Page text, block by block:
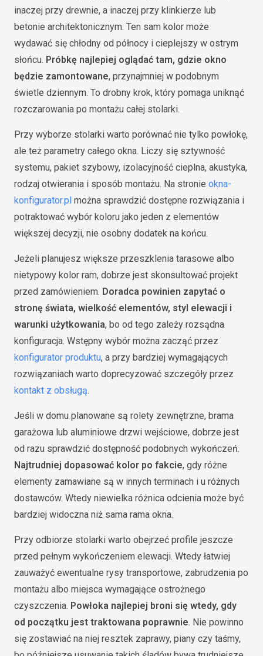
inaczej przy drewnie, a inaczej przy klinkierze lub
betonie architektonicznym. Ten sam kolor może
wydawać się chłodny od północy i cieplejszy w ostrym
słońcu. Próbkę najlepiej oglądać tam, gdzie okno
będzie zamontowane, przynajmniej w podobnym
świetle dziennym. To drobny krok, który pomaga uniknąć
rozczarowania po montażu całej stolarki.
Przy wyborze stolarki warto porównać nie tylko powłokę,
ale też parametry całego okna. Liczy się sztywność
systemu, pakiet szybowy, izolacyjność cieplna, akustyka,
rodzaj otwierania i sposób montażu. Na stronie okna-
konfigurator.pl można sprawdzić dostępne rozwiązania i
potraktować wybór koloru jako jeden z elementów
większej decyzji, nie osobny dodatek na końcu.
Jeżeli planujesz większe przeszklenia tarasowe albo
nietypowy kolor ram, dobrze jest skonsultować projekt
przed zamówieniem. Doradca powinien zapytać o
stronę świata, wielkość elementów, styl elewacji i
warunki użytkowania, bo od tego zależy rozsądna
konfiguracja. Wstępny wybór można zacząć przez
konfigurator produktu, a przy bardziej wymagających
rozwiązaniach warto doprecyzować szczegóły przez
kontakt z obsługą.
Jeśli w domu planowane są rolety zewnętrzne, brama
garażowa lub aluminiowe drzwi wejściowe, dobrze jest
od razu sprawdzić dostępność podobnych wykończeń.
Najtrudniej dopasować kolor po fakcie, gdy różne
elementy zamawiane są w innych terminach i u różnych
dostawców. Wtedy niewielka różnica odcienia może być
bardziej widoczna niż sama rama okna.
Przy odbiorze stolarki warto obejrzeć profile jeszcze
przed pełnym wykończeniem elewacji. Wtedy łatwiej
zauważyć ewentualne rysy transportowe, zabrudzenia po
montażu albo miejsca wymagające ostrożnego
czyszczenia. Powłoka najlepiej broni się wtedy, gdy
od początku jest traktowana poprawnie. Nie powinno
się zostawiać na niej resztek zaprawy, piany czy taśmy,